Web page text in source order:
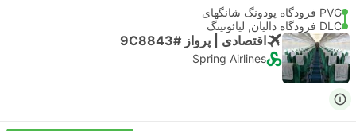
PVG فرودگاه پودونگ شانگهای
DLC فرودگاه دالیان, لیائونینگ
اقتصادی | پرواز #9C8843
Spring Airlines